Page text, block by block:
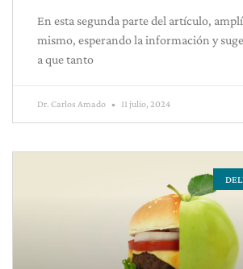
En esta segunda parte del artículo,
mismo, esperando la información y
a que tanto
Dr. Carlos Amado 11 julio, 2024